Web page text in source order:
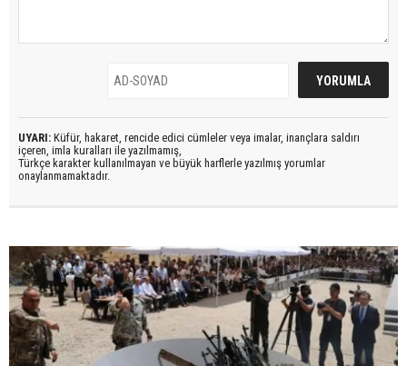
UYARI: Küfür, hakaret, rencide edici cümleler veya imalar, inançlara saldırı
içeren, imla kuralları ile yazılmamış,
Türkçe karakter kullanılmayan ve büyük harflerle yazılmış yorumlar
onaylanmamaktadır.